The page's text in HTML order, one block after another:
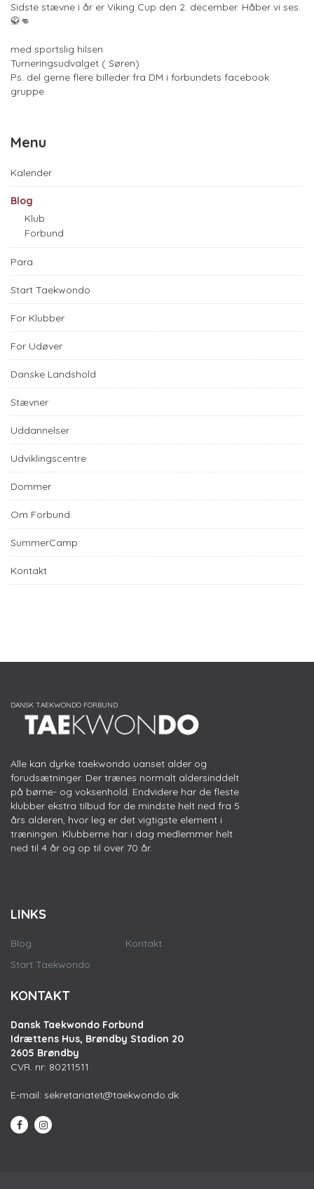
Sidste stævne i år er Viking Cup den 2. december. Håber vi ses.
🥋👊
med sportslig hilsen
Turneringsudvalget ( Søren)
Ps. del gerne flere billeder fra DM i forbundets facebook
gruppe.
Menu
Kalender
Blog
Klub
Forbund
Para
Start Taekwondo
For Klubber
For Udøver
Danske Landshold
Stævner
Uddannelser
Udviklingscentre
Dommer
Om Forbund
SummerCamp
Kontakt
Alle kan dyrke taekwondo uanset alder og
forudsætninger. Der trænes normalt aldersinddelt
på børne- og voksenhold. Endvidere har de fleste
klubber ekstra tilbud for de mindste helt ned fra 5
års alderen, hvor leg er det vigtigste element i
træningen. Klubberne har i dag medlemmer helt
ned til 4 år og op til over 70 år.
LINKS
Blog
Start Taekwondo
Kontakt
KONTAKT
Dansk Taekwondo Forbund
Idrættens Hus, Brøndby Stadion 20
2605 Brøndby
CVR. nr: 80211511
E-mail: sekretariatet@taekwondo.dk